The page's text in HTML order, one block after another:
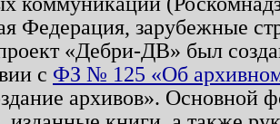
Федерация, зарубежные
«Дебри-ДВ» был
с ФЗ № 125 «Об
архивов». Основной